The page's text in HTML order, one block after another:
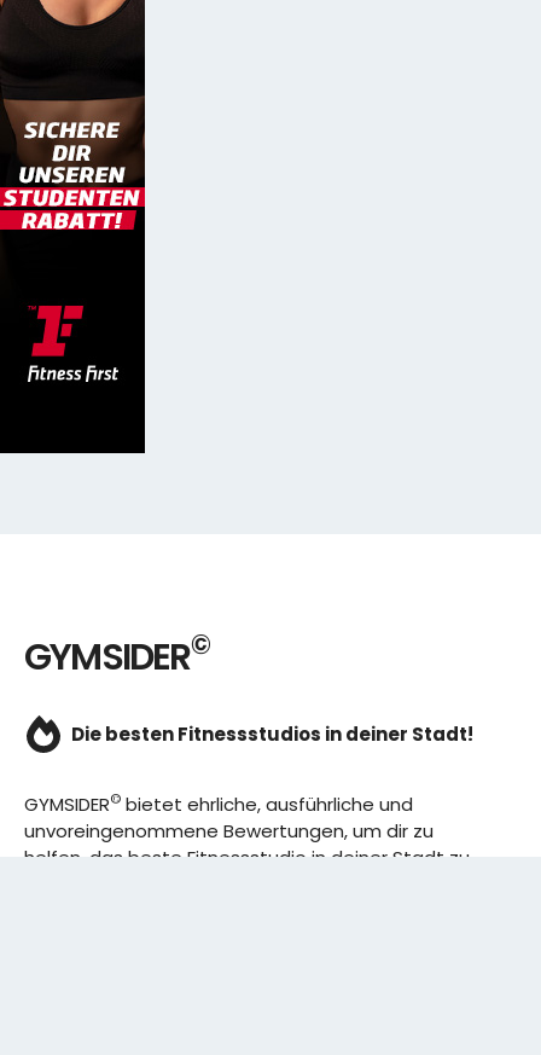
GYMSIDER©
Die besten Fitnessstudios in deiner Stadt!
GYMSIDER© bietet ehrliche, ausführliche und
unvoreingenommene Bewertungen, um dir zu
helfen, das beste Fitnessstudio in deiner Stadt zu